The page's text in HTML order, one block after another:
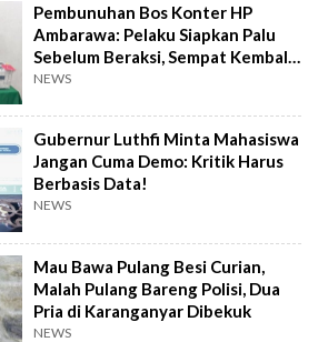
Pembunuhan Bos Konter HP
Ambarawa: Pelaku Siapkan Palu
Sebelum Beraksi, Sempat Kembali
Datangi TKP
NEWS
Gubernur Luthfi Minta Mahasiswa
Jangan Cuma Demo: Kritik Harus
Berbasis Data!
NEWS
Mau Bawa Pulang Besi Curian,
Malah Pulang Bareng Polisi, Dua
Pria di Karanganyar Dibekuk
NEWS